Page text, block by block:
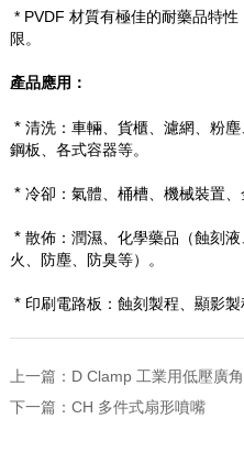
* PVDF 材質有極佳的耐藥品特
限。
產品應用：
* 清洗：車輛、貨櫃、濾網、粉
鋼板、各式容器等。
* 冷卻：氣體、桶槽、機械裝置
* 散佈：潤濕、化學藥品（蝕刻
火、防塵、防臭等）。
* 印刷電路板：蝕刻製程、顯影製
上一篇： D Clamp 工業用低壓廣
下一篇： CH 多件式扇形噴嘴